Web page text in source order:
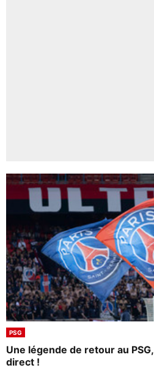
PSG
Une légende de retour au
direct !